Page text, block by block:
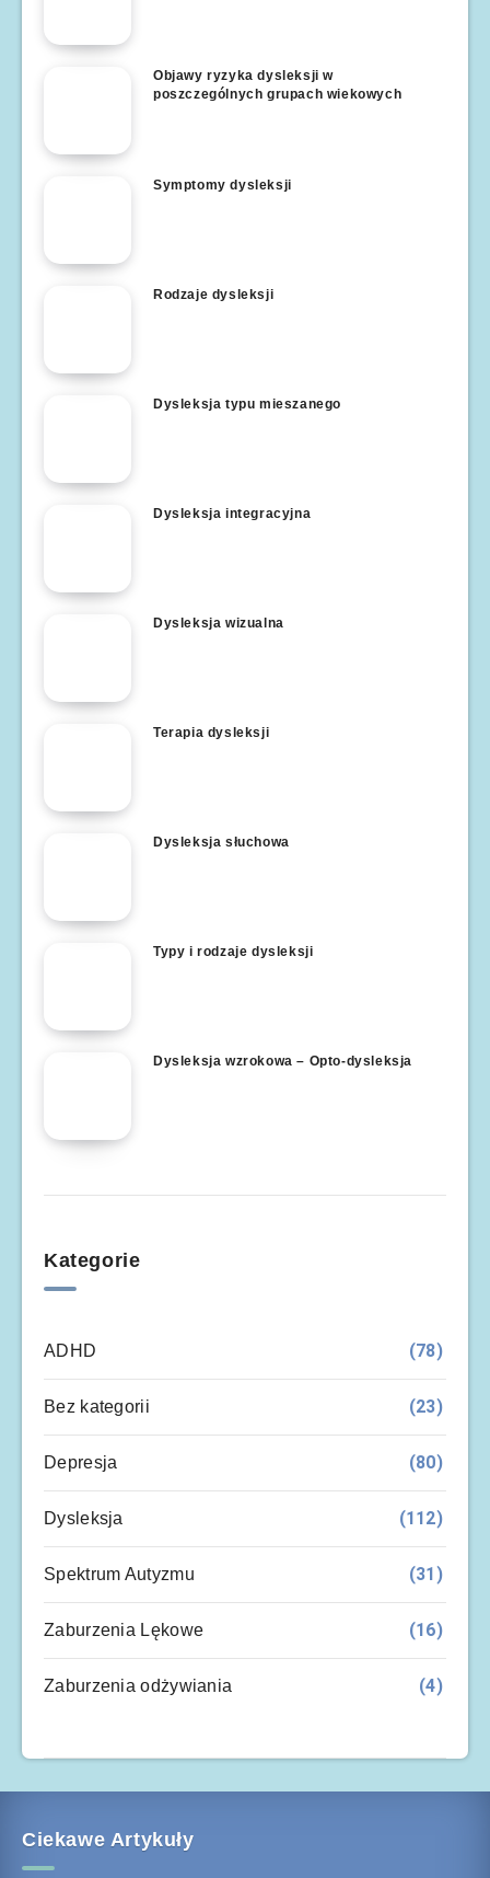
Objawy ryzyka dysleksji w
poszczególnych grupach wiekowych
Symptomy dysleksji
Rodzaje dysleksji
Dysleksja typu mieszanego
Dysleksja integracyjna
Dysleksja wizualna
Terapia dysleksji
Dysleksja słuchowa
Typy i rodzaje dysleksji
Dysleksja wzrokowa – Opto-dysleksja
Kategorie
ADHD (78)
Bez kategorii (23)
Depresja (80)
Dysleksja (112)
Spektrum Autyzmu (31)
Zaburzenia Lękowe (16)
Zaburzenia odżywiania (4)
Ciekawe Artykuły